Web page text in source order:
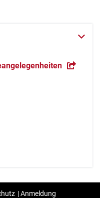
|Anmeldung